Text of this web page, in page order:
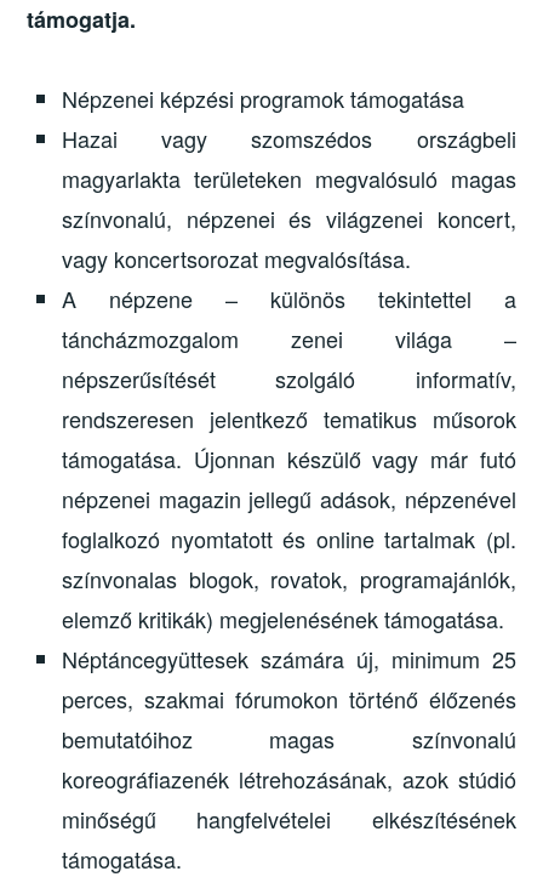
támogatja.
Népzenei képzési programok támogatása
Hazai vagy szomszédos országbeli
magyarlakta területeken megvalósuló magas
színvonalú, népzenei és világzenei koncert,
vagy koncertsorozat megvalósítása.
A népzene – különös tekintettel a
táncházmozgalom zenei világa –
népszerűsítését szolgáló informatív,
rendszeresen jelentkező tematikus műsorok
támogatása. Újonnan készülő vagy már futó
népzenei magazin jellegű adások, népzenével
foglalkozó nyomtatott és online tartalmak (pl.
színvonalas blogok, rovatok, programajánlók,
elemző kritikák) megjelenésének támogatása.
Néptáncegyüttesek számára új, minimum 25
perces, szakmai fórumokon történő élőzenés
bemutatóihoz magas színvonalú
koreográfiazenék létrehozásának, azok stúdió
minőségű hangfelvételei elkészítésének
támogatása.